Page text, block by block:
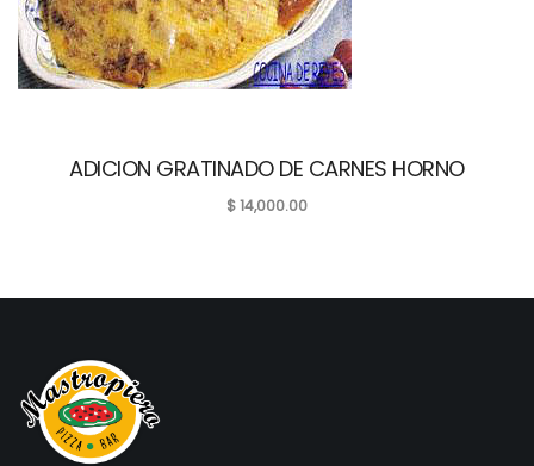
ADICION GRATINADO DE CARNES HORNO
$14,000.00